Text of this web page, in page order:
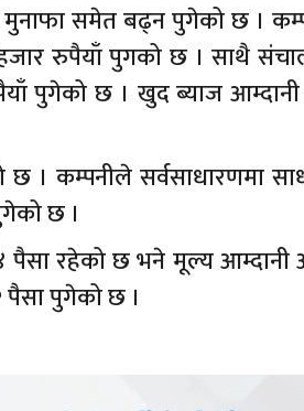
मुनाफा समेत बढ्न पुगेको छ ।
रुपैयाँ पुगको छ । साथै
पुगेको छ । खुद ब्याज
छ । कम्पनीले सर्वसाधारणमा
छ ।
पैसा रहेको छ भने मूल्य
पैसा पुगेको छ ।